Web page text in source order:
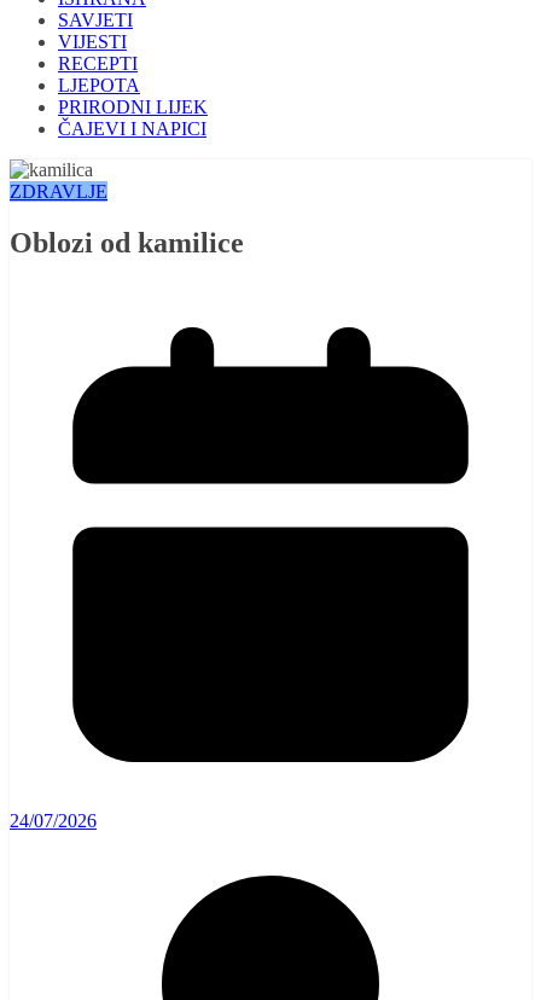
SAVJETI
VIJESTI
RECEPTI
LJEPOTA
PRIRODNI LIJEK
ČAJEVI I NAPICI
ZDRAVLJE
Oblozi od kamilice
24/07/2026